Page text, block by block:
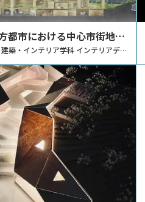
都市における中心市街地の
た建築再生に関する研究-
築・インテリア学科 インテリアデザ